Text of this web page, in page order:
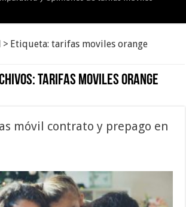
> Etiqueta:tarifas moviles orange
tarifas moviles orange
móvil contrato y prepago en